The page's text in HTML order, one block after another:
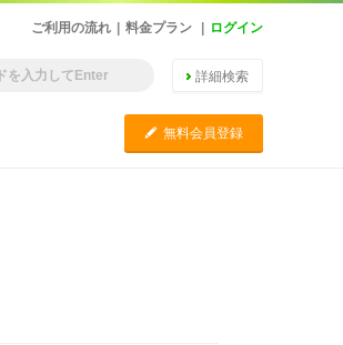
ご利用の流れ 料金プラン ログイン
詳細検索
C 無料会員登録